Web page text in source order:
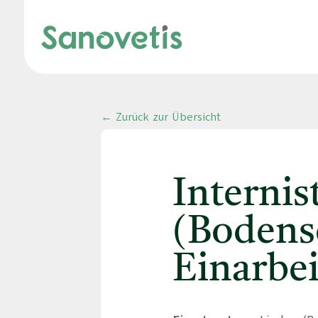
← Zurück zur Übersicht